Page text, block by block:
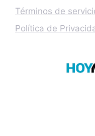
Términos de
Política de